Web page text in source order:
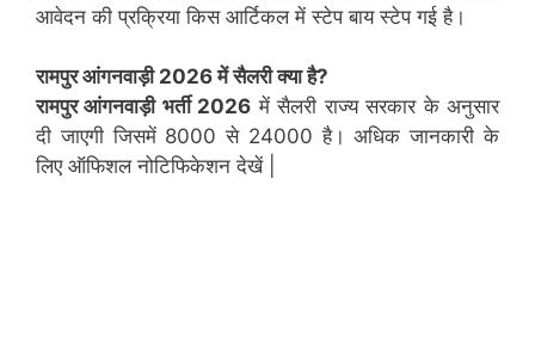
आवेदन की प्रक्रिया किस आर्टिकल में स्टेप बाय स्टेप गई है।
रामपुरआंगनवाड़ी 2026 में सैलरी क्या है?
रामपुर आंगनवाड़ी भर्ती 2026 में सैलरी राज्य सरकार के अनुसार
दी जाएगी जिसमें 8000 से 24000 है। अधिक जानकारी के
लिए ऑफिशल नोटिफिकेशन देखें |